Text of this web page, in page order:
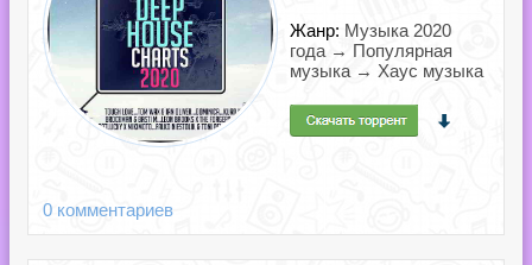
Жанр: Музыка 2020
года → Популярная
музыка → Хаус музыка
0 комментариев